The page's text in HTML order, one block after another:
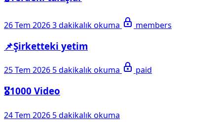
26 Tem 20263 dakikalık okuma members
📌Şirketteki yetim
25 Tem 2026 5 dakikalık okuma paid
🎖️1000 Video
24 Tem 2026 5 dakikalık okuma